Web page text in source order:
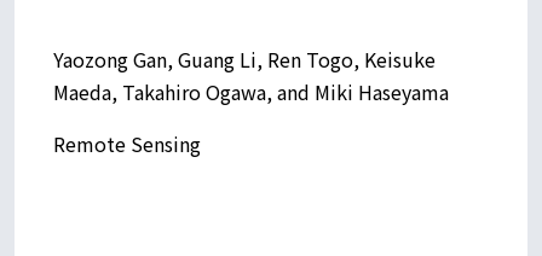
Yaozong Gan, Guang Li, Ren Togo, Keisuke
Maeda, Takahiro Ogawa, and Miki Haseyama
Remote Sensing